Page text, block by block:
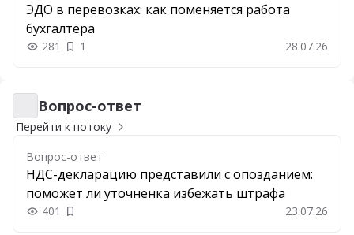
ЭДО в перевозках: как поменяется работа
бухгалтера
281 1 28.07.26
Вопрос-ответ
Вопрос-ответ
Перейти к потоку
Вопрос-ответ
НДС-декларацию представили с опозданием:
поможет ли уточненка избежать штрафа
401 Добавить в закладки 23.07.26